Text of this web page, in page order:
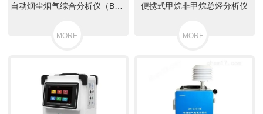
MORE
便携式甲烷非甲烷总烃分析仪
MORE